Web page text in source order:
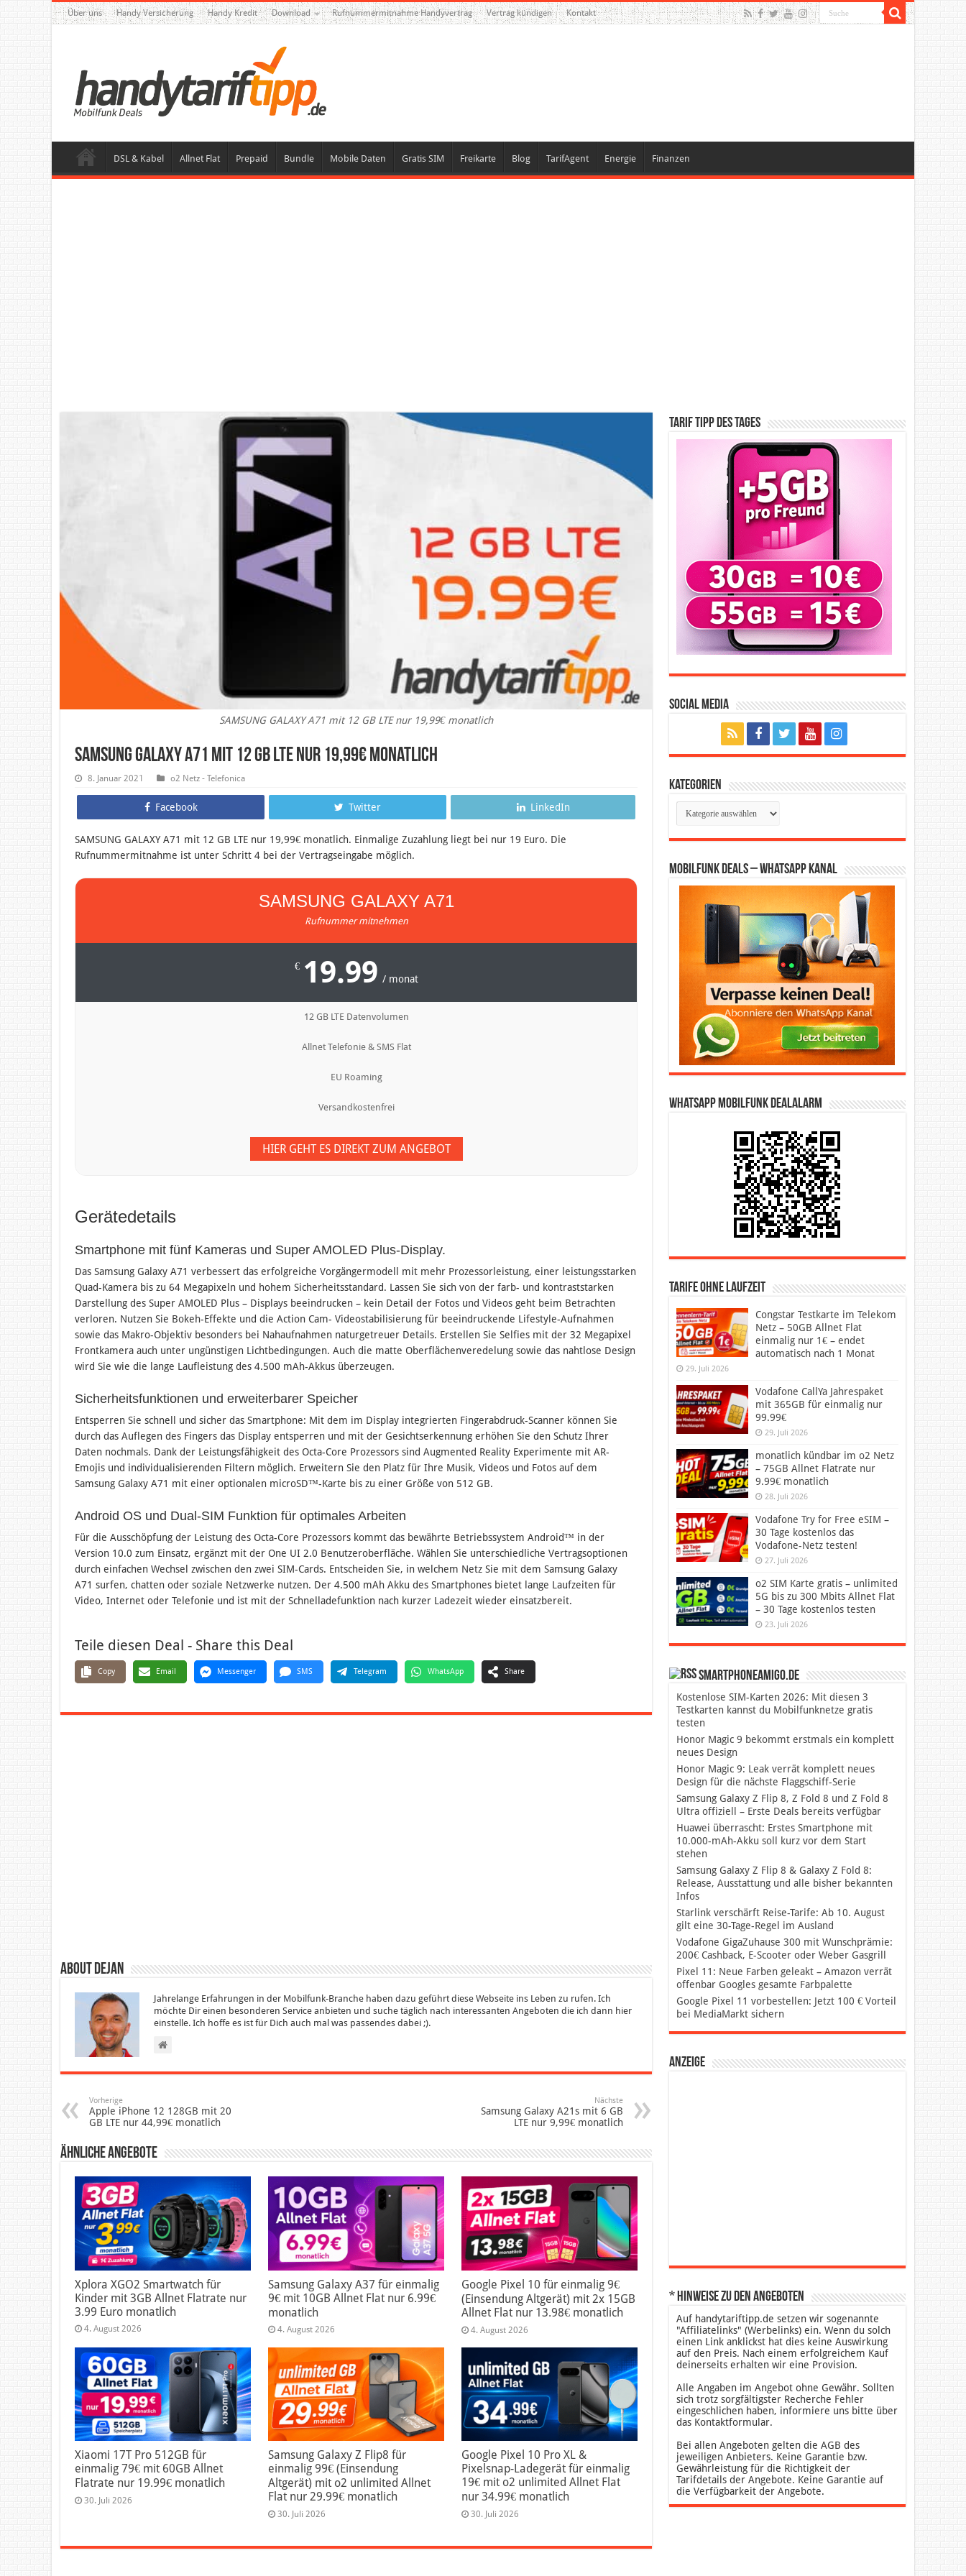
Über uns Handy Versicherung Handy Kredit Download Rufnummermitnahme Handyvertrag Vertrag kündigen Kontakt
DSL & Kabel Allnet Flat Prepaid Bundle Mobile Daten Gratis SIM Freikarte Blog TarifAgent Energie Finanzen
SAMSUNG GALAXY A71 mit 12 GB LTE nur 19,99€ monatlich
SAMSUNG GALAXY A71 mit 12 GB LTE nur 19,99€ monatlich
8. Januar 2021 o2 Netz - Telefonica
Facebook Twitter LinkedIn
SAMSUNG GALAXY A71 mit 12 GB LTE nur 19,99€ monatlich. Einmalige Zuzahlung liegt bei nur 19 Euro. Die
Rufnummermitnahme ist unter Schritt 4 bei der Vertragseingabe möglich.
SAMSUNG GALAXY A71
Rufnummer mitnehmen
€ 19.99 / monat
12 GB LTE Datenvolumen
Allnet Telefonie & SMS Flat
EU Roaming
Versandkostenfrei
HIER GEHT ES DIREKT ZUM ANGEBOT
Gerätedetails
Smartphone mit fünf Kameras und Super AMOLED Plus-Display.
Das Samsung Galaxy A71 verbessert das erfolgreiche Vorgängermodell mit mehr Prozessorleistung, einer leistungsstarken
Quad-Kamera bis zu 64 Megapixeln und hohem Sicherheitsstandard. Lassen Sie sich von der farb- und kontraststarken
Darstellung des Super AMOLED Plus – Displays beeindrucken – kein Detail der Fotos und Videos geht beim Betrachten
verloren. Nutzen Sie Bokeh-Effekte und die Action Cam- Videostabilisierung für beeindruckende Lifestyle-Aufnahmen
sowie das Makro-Objektiv besonders bei Nahaufnahmen naturgetreuer Details. Erstellen Sie Selfies mit der 32 Megapixel
Frontkamera auch unter ungünstigen Lichtbedingungen. Auch die matte Oberflächenveredelung sowie das nahtlose Design
wird Sie wie die lange Laufleistung des 4.500 mAh-Akkus überzeugen.
Sicherheitsfunktionen und erweiterbarer Speicher
Entsperren Sie schnell und sicher das Smartphone: Mit dem im Display integrierten Fingerabdruck-Scanner können Sie
durch das Auflegen des Fingers das Display entsperren und mit der Gesichtserkennung erhöhen Sie den Schutz Ihrer
Daten nochmals. Dank der Leistungsfähigkeit des Octa-Core Prozessors sind Augmented Reality Experimente mit AR-
Emojis und individualisierenden Filtern möglich. Erweitern Sie den Platz für Ihre Musik, Videos und Fotos auf dem
Samsung Galaxy A71 mit einer optionalen microSD™-Karte bis zu einer Größe von 512 GB.
Android OS und Dual-SIM Funktion für optimales Arbeiten
Für die Ausschöpfung der Leistung des Octa-Core Prozessors kommt das bewährte Betriebssystem Android™ in der
Version 10.0 zum Einsatz, ergänzt mit der One UI 2.0 Benutzeroberfläche. Wählen Sie unterschiedliche Vertragsoptionen
durch einfachen Wechsel zwischen den zwei SIM-Cards. Entscheiden Sie, in welchem Netz Sie mit dem Samsung Galaxy
A71 surfen, chatten oder soziale Netzwerke nutzen. Der 4.500 mAh Akku des Smartphones bietet lange Laufzeiten für
Video, Internet oder Telefonie und ist mit der Schnelladefunktion nach kurzer Ladezeit wieder einsatzbereit.
Teile diesen Deal - Share this Deal
Copy Email Messenger SMS Telegram WhatsApp Share
About Dejan
Jahrelange Erfahrungen in der Mobilfunk-Branche haben dazu geführt diese Webseite ins Leben zu rufen. Ich
möchte Dir einen besonderen Service anbieten und suche täglich nach interessanten Angeboten die ich dann hier
einstelle. Ich hoffe es ist für Dich auch mal was passendes dabei ;).
Vorherige
Apple iPhone 12 128GB mit 20
GB LTE nur 44,99€ monatlich
Nächste
Samsung Galaxy A21s mit 6 GB
LTE nur 9,99€ monatlich
Ähnliche Angebote
Xplora XGO2 Smartwatch für
Kinder mit 3GB Allnet Flatrate nur
3.99 Euro monatlich
4. August 2026
Samsung Galaxy A37 für einmalig
9€ mit 10GB Allnet Flat nur 6.99€
monatlich
4. August 2026
Google Pixel 10 für einmalig 9€
(Einsendung Altgerät) mit 2x 15GB
Allnet Flat nur 13.98€ monatlich
4. August 2026
Xiaomi 17T Pro 512GB für
einmalig 79€ mit 60GB Allnet
Flatrate nur 19.99€ monatlich
30. Juli 2026
Samsung Galaxy Z Flip8 für
einmalig 99€ (Einsendung
Altgerät) mit o2 unlimited Allnet
Flat nur 29.99€ monatlich
30. Juli 2026
Google Pixel 10 Pro XL &
Pixelsnap-Ladegerät für einmalig
19€ mit o2 unlimited Allnet Flat
nur 34.99€ monatlich
30. Juli 2026
Tarif Tipp des Tages
Social Media
Kategorien
Kategorien
Mobilfunk Deals – WhatsApp Kanal
WhatsApp Mobilfunk DealAlarm
Tarife ohne Laufzeit
Congstar Testkarte im Telekom
Netz – 50GB Allnet Flat
einmalig nur 1€ – endet
automatisch nach 1 Monat
29. Juli 2026
Vodafone CallYa Jahrespaket
mit 365GB für einmalig nur
99.99€
29. Juli 2026
monatlich kündbar im o2 Netz
– 75GB Allnet Flatrate nur
9.99€ monatlich
28. Juli 2026
Vodafone Try for Free eSIM –
30 Tage kostenlos das
Vodafone-Netz testen!
27. Juli 2026
o2 SIM Karte gratis – unlimited
5G bis zu 300 Mbits Allnet Flat
– 30 Tage kostenlos testen
23. Juli 2026
SmartphoneAmigo.de
Kostenlose SIM-Karten 2026: Mit diesen 3
Testkarten kannst du Mobilfunknetze gratis
testen
Honor Magic 9 bekommt erstmals ein komplett
neues Design
Honor Magic 9: Leak verrät komplett neues
Design für die nächste Flaggschiff-Serie
Samsung Galaxy Z Flip 8, Z Fold 8 und Z Fold 8
Ultra offiziell – Erste Deals bereits verfügbar
Huawei überrascht: Erstes Smartphone mit
10.000-mAh-Akku soll kurz vor dem Start
stehen
Samsung Galaxy Z Flip 8 & Galaxy Z Fold 8:
Release, Ausstattung und alle bisher bekannten
Infos
Starlink verschärft Reise-Tarife: Ab 10. August
gilt eine 30-Tage-Regel im Ausland
Vodafone GigaZuhause 300 mit Wunschprämie:
200€ Cashback, E-Scooter oder Weber Gasgrill
Pixel 11: Neue Farben geleakt – Amazon verrät
offenbar Googles gesamte Farbpalette
Google Pixel 11 vorbestellen: Jetzt 100 € Vorteil
bei MediaMarkt sichern
Anzeige
* Hinweise zu den Angeboten
Auf handytariftipp.de setzen wir sogenannte
"Affiliatelinks" (Werbelinks) ein. Wenn du solch
einen Link anklickst hat dies keine Auswirkung
auf den Preis. Nach einem erfolgreichem Kauf
deinerseits erhalten wir eine Provision.
Alle Angaben im Angebot ohne Gewähr. Sollten
sich trotz sorgfältigster Recherche Fehler
eingeschlichen haben, informiere uns bitte über
das Kontaktformular.
Bei allen Angeboten gelten die AGB des
jeweiligen Anbieters. Keine Garantie bzw.
Gewährleistung für die Richtigkeit der
Tarifdetails der Angebote. Keine Garantie auf
die Verfügbarkeit der Angebote.